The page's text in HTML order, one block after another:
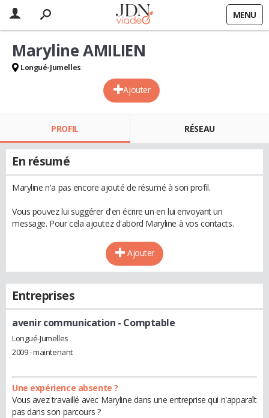
MENU
Ajouter
Maryline AMILIEN
Longué-Jumelles
PROFIL RÉSEAU
En résumé
Maryline n'a pas encore ajouté de résumé à son profil.
Vous pouvez lui suggérer d'en écrire un en lui envoyant un
message. Pour cela ajoutez d'abord Maryline à vos contacts.
Ajouter
Entreprises
avenir communication - Comptable
Longué-Jumelles
2009 - maintenant
Une expérience absente ?
Vous avez travaillé avec Maryline dans une entreprise qui n'apparaît
pas dans son parcours ?